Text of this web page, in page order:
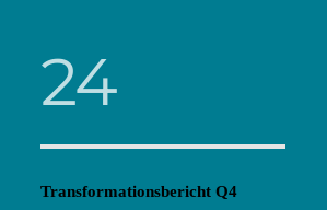
springen24
Transformationsbericht Q4